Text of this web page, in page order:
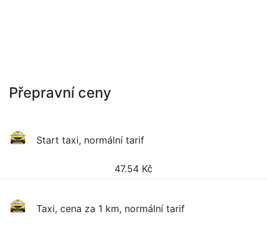
Přepravní ceny
Start taxi, normální tarif
47.54 Kč
Taxi, cena za 1 km, normální tarif